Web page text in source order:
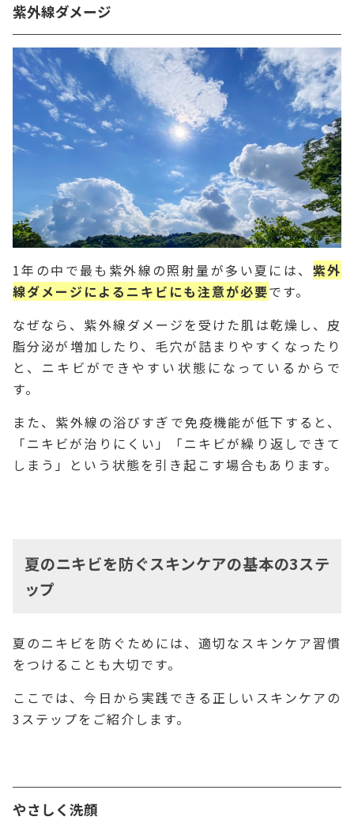
紫外線ダメージ
1年の中で最も紫外線の照射量が多い夏には、 紫外
線ダメージによるニキビにも注意が必要です。
なぜなら、紫外線ダメージを受けた肌は乾燥し、皮
脂分泌が増加したり、毛穴が詰まりやすくなったり
と、ニキビができやすい状態になっているからで
す。
また、紫外線の浴びすぎで免疫機能が低下すると、
「ニキビが治りにくい」「ニキビが繰り返しできて
しまう」という状態を引き起こす場合もあります。
夏のニキビを防ぐスキンケアの基本の3ステ
ップ
夏のニキビを防ぐためには、適切なスキンケア習慣
をつけることも大切です。
ここでは、今日から実践できる正しいスキンケアの
3ステップをご紹介します。
やさしく洗顔